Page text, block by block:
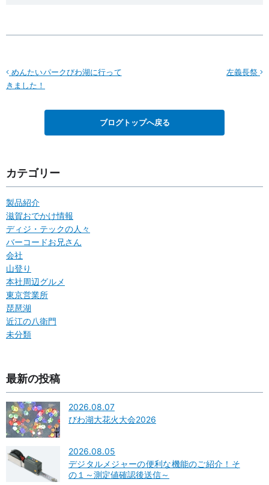
めんたいパークびわ湖に行って
きました！
左義長祭
ブログトップへ戻る
カテゴリー
製品紹介
滋賀おでかけ情報
ディジ・テックの人々
バーコードお兄さん
会社
山登り
本社周辺グルメ
東京営業所
琵琶湖
近江の八衛門
未分類
最新の投稿
2026.08.07
びわ湖大花火大会2026
2026.08.05
デジタルメジャーの便利な機能のご紹介！そ
の１～測定値確認後送信～